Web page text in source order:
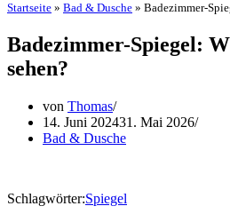
Startseite » Bad & Dusche » Badezimmer-
Badezimmer-Spiegel:
sehen?
von Thomas
14. Juni 202431. Mai 2026
Bad & Dusche
Schlagwörter:Spiegel